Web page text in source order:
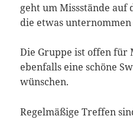
geht um Missstände auf
die etwas
Die Gruppe ist offen für
ebenfalls eine schöne
wünschen.
Regelmäßige Treffen